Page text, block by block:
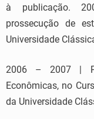
à publicação.
prossecução de
Universidade
2006 – 2007 |
Econômicas, no
da Universidade